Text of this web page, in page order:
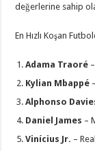
değerlerine sahip
En Hızlı Koşan
Adama Traoré
Kylian Mbappé
Alphonso
Daniel James –
Vinícius Jr. –